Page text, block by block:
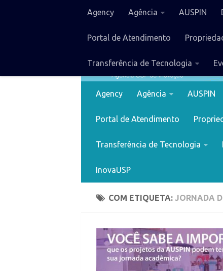
Agency Agência AUSPIN
Portal de Atendimento
Transferência de Tecnologia
Agency Agência AUSPIN
Portal de Atendimento
Transferência de Tecnologia
InovaUSP
COM ETIQUETA: JORNADA